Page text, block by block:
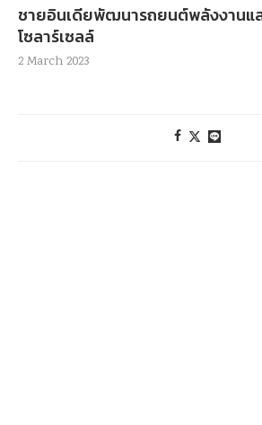
ชายอินเดียพัฒนารถยนต์พลังงานแ
โซลาร์เซลล์
2 March 2023